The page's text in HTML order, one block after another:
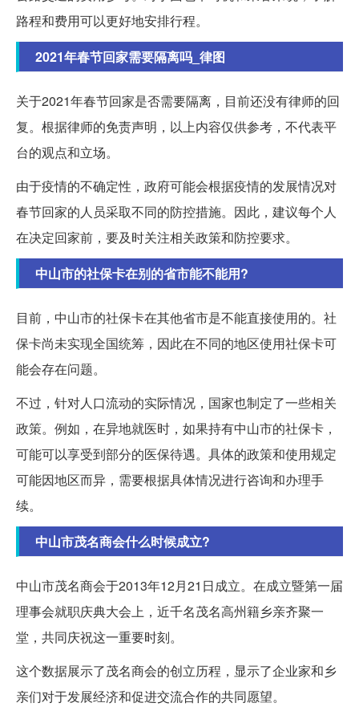
路程和费用可以更好地安排行程。
2021年春节回家需要隔离吗_律图
关于2021年春节回家是否需要隔离，目前还没有律师的回
复。根据律师的免责声明，以上内容仅供参考，不代表平
台的观点和立场。
由于疫情的不确定性，政府可能会根据疫情的发展情况对
春节回家的人员采取不同的防控措施。因此，建议每个人
在决定回家前，要及时关注相关政策和防控要求。
中山市的社保卡在别的省市能不能用?
目前，中山市的社保卡在其他省市是不能直接使用的。社
保卡尚未实现全国统筹，因此在不同的地区使用社保卡可
能会存在问题。
不过，针对人口流动的实际情况，国家也制定了一些相关
政策。例如，在异地就医时，如果持有中山市的社保卡，
可能可以享受到部分的医保待遇。具体的政策和使用规定
可能因地区而异，需要根据具体情况进行咨询和办理手
续。
中山市茂名商会什么时候成立?
中山市茂名商会于2013年12月21日成立。在成立暨第一届
理事会就职庆典大会上，近千名茂名高州籍乡亲齐聚一
堂，共同庆祝这一重要时刻。
这个数据展示了茂名商会的创立历程，显示了企业家和乡
亲们对于发展经济和促进交流合作的共同愿望。